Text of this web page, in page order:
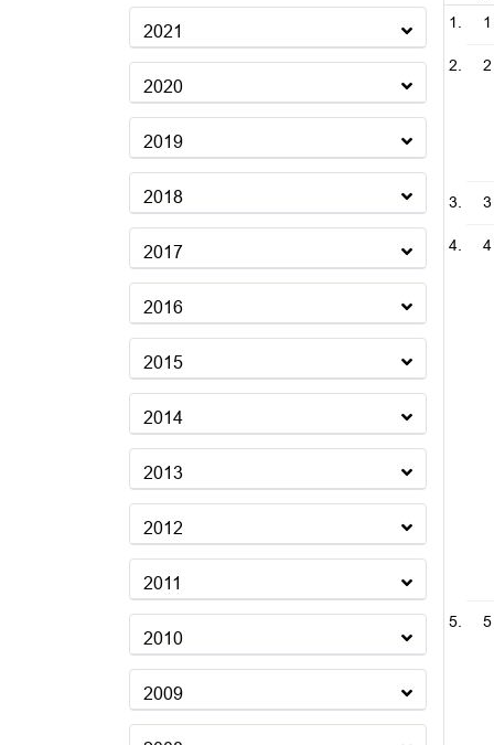
2021
2020
2019
2018
2017
2016
2015
2014
2013
2012
2011
2010
2009
1
2
3
4
5